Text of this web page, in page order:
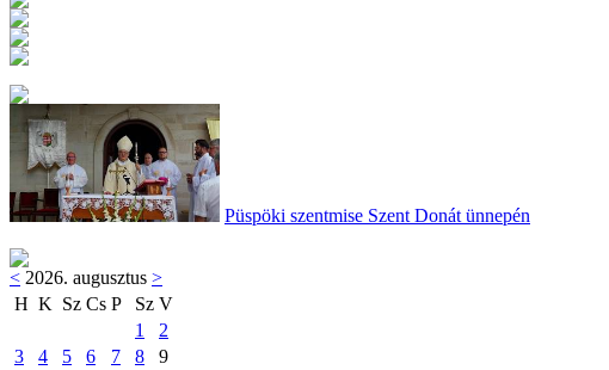
Püspöki szentmise Szent Donát ünnepén
< 2026. augusztus >
H K Sz Cs P Sz V
1
2
3
4 5 6 7 8
9